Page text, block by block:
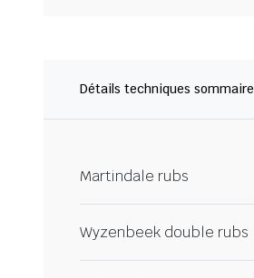
Détails techniques sommaire
Martindale rubs
Wyzenbeek double rubs